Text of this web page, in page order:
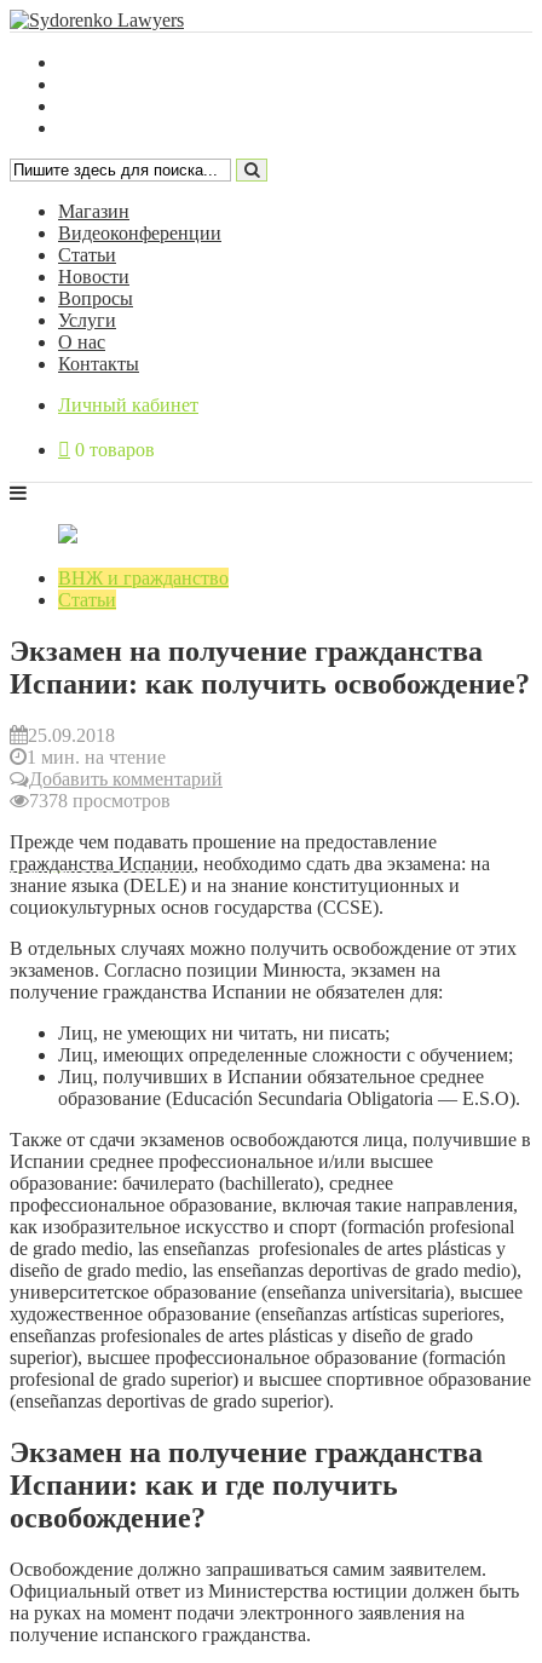
Магазин
Видеоконференции
Статьи
Новости
Вопросы
Услуги
О нас
Контакты
Личный кабинет
0 товаров
ВНЖ и гражданство
Статьи
Экзамен на получение гражданства
Испании: как получить освобождение?
25.09.2018
1 мин. на чтение
Добавить комментарий
7378 просмотров
Прежде чем подавать прошение на предоставление
гражданства Испании, необходимо сдать два экзамена: на
знание языка (DELE) и на знание конституционных и
социокультурных основ государства (CCSE).
В отдельных случаях можно получить освобождение от этих
экзаменов. Согласно позиции Минюста, экзамен на
получение гражданства Испании не обязателен для:
Лиц, не умеющих ни читать, ни писать;
Лиц, имеющих определенные сложности с обучением;
Лиц, получивших в Испании обязательное среднее
образование (Educación Secundaria Obligatoria — E.S.O).
Также от сдачи экзаменов освобождаются лица, получившие в
Испании среднее профессиональное и/или высшее
образование: бачилерато (bachillerato), среднее
профессиональное образование, включая такие направления,
как изобразительное искусство и спорт (formación profesional
de grado medio, las enseñanzas profesionales de artes plásticas y
diseño de grado medio, las enseñanzas deportivas de grado medio),
университетское образование (enseñanza universitaria), высшее
художественное образование (enseñanzas artísticas superiores,
enseñanzas profesionales de artes plásticas y diseño de grado
superior), высшее профессиональное образование (formación
profesional de grado superior) и высшее спортивное образование
(enseñanzas deportivas de grado superior).
Экзамен на получение гражданства
Испании: как и где получить
освобождение?
Освобождение должно запрашиваться самим заявителем.
Официальный ответ из Министерства юстиции должен быть
на руках на момент подачи электронного заявления на
получение испанского гражданства.